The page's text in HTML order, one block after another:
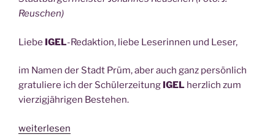
Reuschen)
Lie­be IGEL-Redak­ti­on, lie­be Lese­rin­nen und Leser,
im Namen der Stadt Prüm, aber auch ganz per­sön­lich
gra­tu­lie­re ich der Schü­ler­zei­tung IGEL herz­lich zum
vier­zig­jäh­ri­gen Bestehen.
„IGEL-
weiterlesen